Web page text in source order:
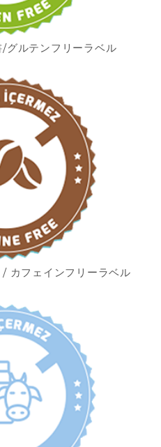
グルテンフリーラベル
カフェインフリーラベル